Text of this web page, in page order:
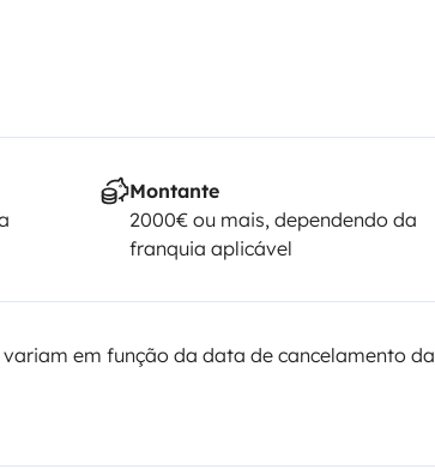
Montante
2000€ ou mais, dependendo da
franquia aplicável
em função da data de cancelamento da